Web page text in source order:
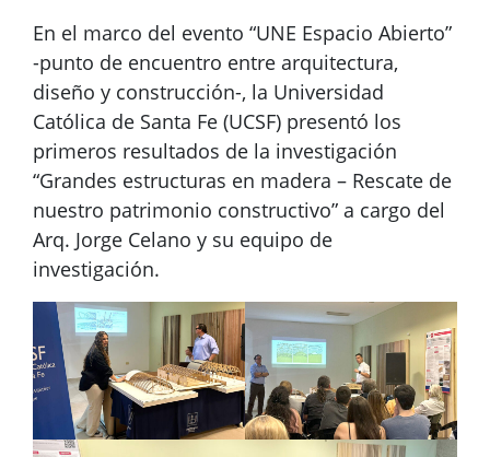
En el marco del evento “UNE Espacio Abierto”
-punto de encuentro entre arquitectura,
diseño y construcción-, la Universidad
Católica de Santa Fe (UCSF) presentó los
primeros resultados de la investigación
“Grandes estructuras en madera – Rescate de
nuestro patrimonio constructivo” a cargo del
Arq. Jorge Celano y su equipo de
investigación.